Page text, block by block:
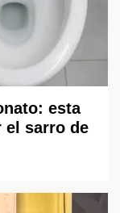
esta
el sarro de